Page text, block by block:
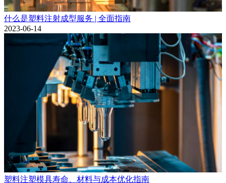
什么是塑料注射成型服务 | 全面指南
2023-06-14
塑料注塑模具寿命、材料与成本优化指南